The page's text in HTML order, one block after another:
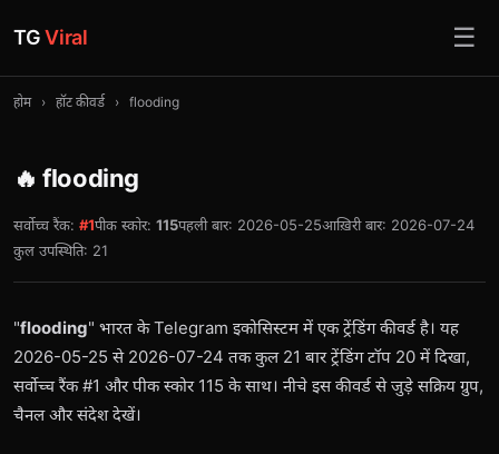
TGViral ☰
होम › हॉट कीवर्ड › flooding
🔥 flooding
सर्वोच्च रैंक: #1पीक स्कोर: 115पहली बार: 2026-05-25आख़िरी बार: 2026-07-24
कुल उपस्थिति: 21
"flooding" भारत के Telegram इकोसिस्टम में एक ट्रेंडिंग कीवर्ड है। यह
2026-05-25 से 2026-07-24 तक कुल 21 बार ट्रेंडिंग टॉप 20 में दिखा,
सर्वोच्च रैंक #1 और पीक स्कोर 115 के साथ। नीचे इस कीवर्ड से जुड़े सक्रिय ग्रुप,
चैनल और संदेश देखें।